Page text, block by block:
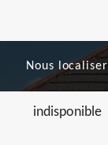
Nous localiser
indisponible